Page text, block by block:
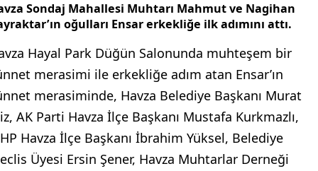
Sondaj Mahallesi Muhtarı Mahmut ve Nagihan
oğulları Ensar erkekliğe ilk adımını attı.
Hayal Park Düğün Salonunda muhteşem bir
merasimi ile erkekliğe adım atan Ensar’ın
merasiminde, Havza Belediye Başkanı Murat
AK Parti Havza İlçe Başkanı Mustafa Kurkmazlı,
Havza İlçe Başkanı İbrahim Yüksel, Belediye
Üyesi Ersin Şener, Havza Muhtarlar Derneği